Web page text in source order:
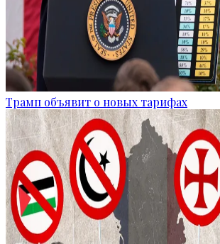
Трамп объявит о новых тарифах